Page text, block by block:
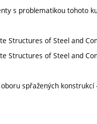
s problematikou tohoto
Structures of Steel and
Structures of Steel and
spřažených